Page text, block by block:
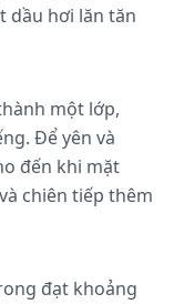
dầu hơi lăn tăn
một lớp,
Để yên và
đến khi mặt
chiên tiếp thêm
đạt khoảng